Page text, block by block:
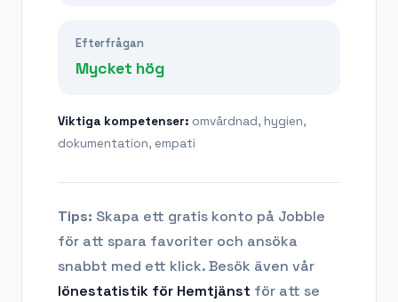
Efterfrågan
Mycket hög
Viktiga kompetenser: omvårdnad, hygien,
dokumentation, empati
Tips: Skapa ett gratis konto på Jobble
för att spara favoriter och ansöka
snabbt med ett klick. Besök även vår
lönestatistik för Hemtjänst för att se